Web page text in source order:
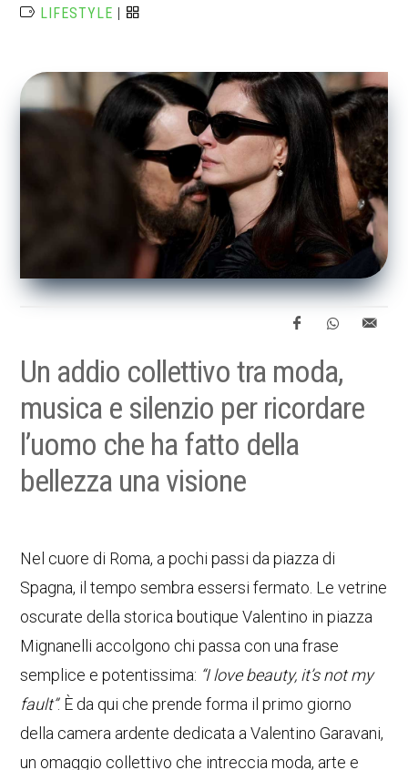
LIFESTYLE |
Un addio collettivo tra moda,
musica e silenzio per ricordare
l’uomo che ha fatto della
bellezza una visione
Nel cuore di Roma, a pochi passi da piazza di
Spagna, il tempo sembra essersi fermato. Le vetrine
oscurate della storica boutique Valentino in piazza
Mignanelli accolgono chi passa con una frase
semplice e potentissima: “I love beauty, it’s not my
fault”. È da qui che prende forma il primo giorno
della camera ardente dedicata a Valentino Garavani,
un omaggio collettivo che intreccia moda, arte e